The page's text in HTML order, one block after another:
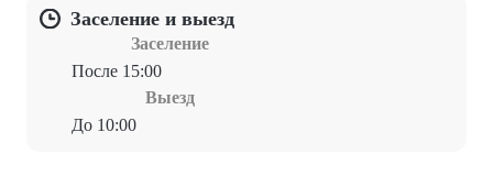
Заселение и выезд
Заселение
После 15:00
Выезд
До 10:00